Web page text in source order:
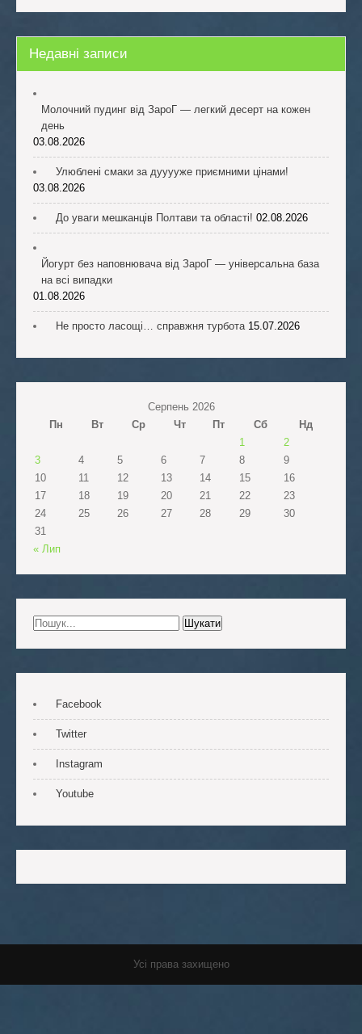
Недавні записи
Молочний пудинг від ЗароГ — легкий десерт на кожен
день
03.08.2026
Улюблені смаки за дууууже приємними цінами!
03.08.2026
До уваги мешканців Полтави та області! 02.08.2026
Йогурт без наповнювача від ЗароГ — універсальна база
на всі випадки
01.08.2026
Не просто ласощі… справжня турбота 15.07.2026
Серпень 2026
Пн
Вт Ср Чт Пт Сб
Нд
1
2
3
4 5 6 7 8
9
10
11 12 13 14 15
16
17
18 19 20 21 22
23
24
25 26 27 28 29
30
31
« Лип
Facebook
Twitter
Instagram
Youtube
Усі права захищено